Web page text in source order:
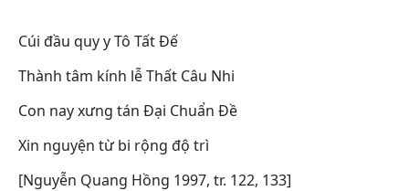
Cúi đầu quy y Tô Tất Đế
Thành tâm kính lễ Thất Câu Nhi
Con nay xưng tán Đại Chuẩn Đề
Xin nguyện từ bi rộng độ trì
[Nguyễn Quang Hồng 1997, tr. 122, 133]